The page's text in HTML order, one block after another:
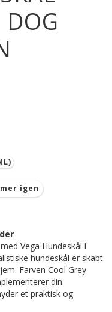
igen
Vega Hundeskål i
hundeskål er skabt
Farven Cool Grey
din
et praktisk og